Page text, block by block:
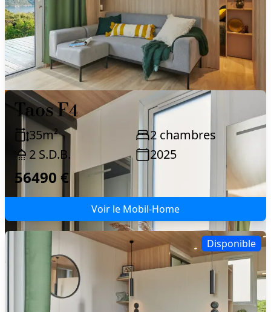
Taos F4
35m² 2 chambres
2 S.D.B. 2025
56490 €
Voir le Mobil-Home
Disponible